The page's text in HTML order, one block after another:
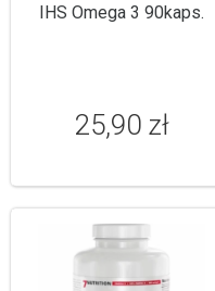
IHS Omega 3 90kaps.
25,90 zł